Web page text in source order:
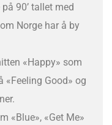
90’ tallet med
Norge har å by
«Happy» som
«Feeling Good» og
«Blue», «Get Me»